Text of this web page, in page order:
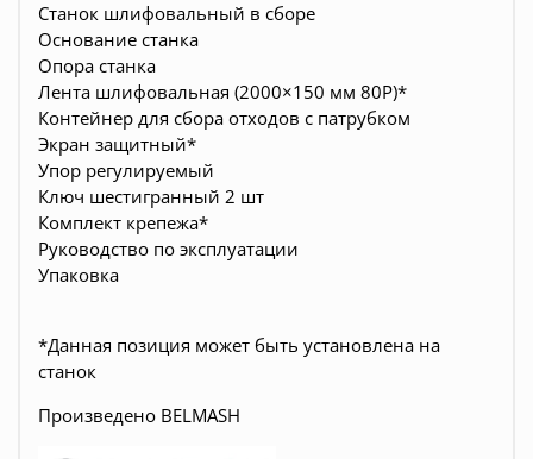
Станок шлифовальный в сборе
Основание станка
Опора станка
Лента шлифовальная (2000×150 мм 80Р)*
Контейнер для сбора отходов с патрубком
Экран защитный*
Упор регулируемый
Ключ шестигранный 2 шт
Комплект крепежа*
Руководство по эксплуатации
Упаковка
*Данная позиция может быть установлена на
станок
Произведено BELMASH